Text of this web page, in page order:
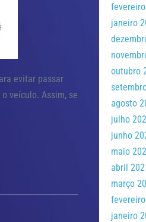
evitar passar
veículo. Assim, se
janeiro
outubro
agosto
julho
junho
maio
abril
março
janeiro